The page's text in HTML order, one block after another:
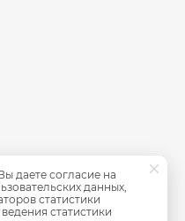
даете согласие на
данных,
статистики
статистики